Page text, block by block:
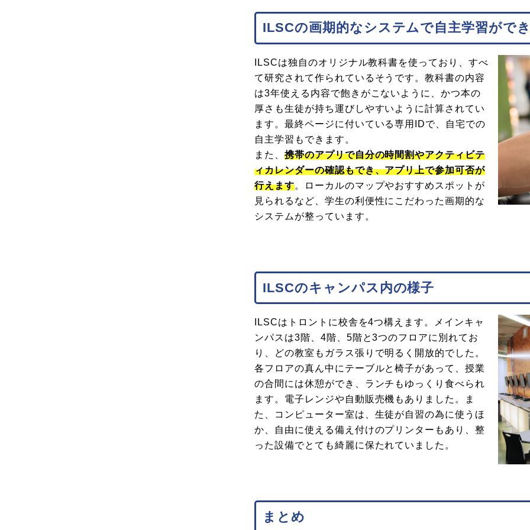
ILSCの画期的なシステムで自主学習がで
ILSCは独自のオリジナル教科書を使っており、すべ
て研究されて作られているそうです。教科書の内容
は3年使える内容で飽きがこないように、かつ本の
厚さも生徒が持ち運びしやすいように計算されてい
ます。最終ページに付いている専用IDで、自宅での
自主学習もできます。
また、 携帯のアプリで自分の時間割やアクティビテ
ィカレンダーの確認もでき、アプリ上で参加可否が
行えます。ローカルのマップやおすすめスポットが
見られるなど、学生の利便性にこだわった画期的な
システムが整っています。
ILSCのキャンパス内の様子
ILSCはトロントに校舎を4つ構えます。メインキャ
ンパスは3階、4階、5階と3つのフロアに別れてお
り、どの教室もガラス張りで明るく開放的でした。
各フロアの真ん中にテーブルと椅子があって、授業
の合間には休憩ができ、ランチもゆっくり食べられ
ます。電子レンジや自動販売機もありました。ま
た、コンピューター室は、生徒が自習の為に使うほ
か、自由に使える備え付けのプリンターもあり、整
った設備でとても綺麗に保たれていました。
まとめ